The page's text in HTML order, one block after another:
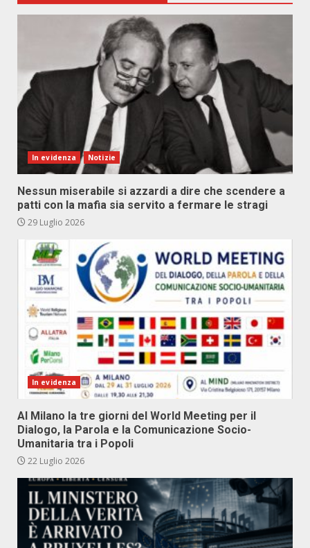
In evidenza Notizie
Nessun miserabile si azzardi a dire che scendere a
patti con la mafia sia servito a fermare le stragi
29 Luglio 2026
In evidenza
Al Milano la tre giorni del World Meeting per il
Dialogo, la Parola e la Comunicazione Socio-
Umanitaria tra i Popoli
22 Luglio 2026